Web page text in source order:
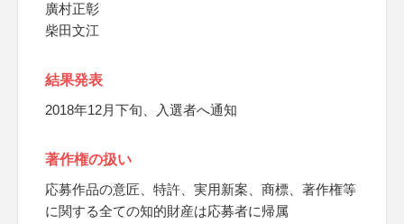
廣村正彰
柴田文江
結果発表
2018年12月下旬、入選者へ通知
著作権の扱い
応募作品の意匠、特許、実用新案、商標、著作権等
に関する全ての知的財産は応募者に帰属